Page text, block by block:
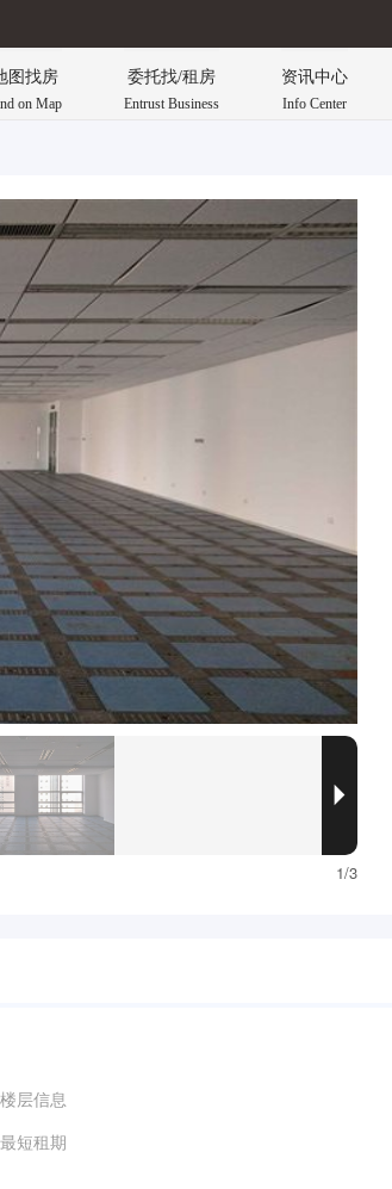
图找房
on Map
委托找/租房
Entrust Business
资讯中心
Info Center

1/3
楼层信息
最短租期